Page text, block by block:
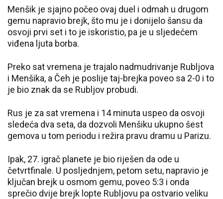
Menšik je sjajno počeo ovaj duel i odmah u drugom
gemu napravio brejk, što mu je i donijelo šansu da
osvoji prvi set i to je iskoristio, pa je u sljedećem
viđena ljuta borba.
Preko sat vremena je trajalo nadmudrivanje Rubljova
i Menšika, a Čeh je poslije taj-brejka poveo sa 2-0 i to
je bio znak da se Rubljov probudi.
Rus je za sat vremena i 14 minuta uspeo da osvoji
sledeća dva seta, da dozvoli Menšiku ukupno šest
gemova u tom periodu i režira pravu dramu u Parizu.
Ipak, 27. igrač planete je bio riješen da ode u
četvrtfinale. U posljednjem, petom setu, napravio je
ključan brejk u osmom gemu, poveo 5:3 i onda
sprečio dvije brejk lopte Rubljovu pa ostvario veliku